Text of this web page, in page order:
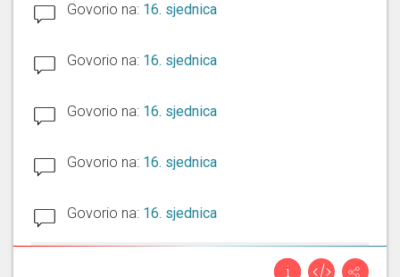
Govorio na: 16. sjednica
Govorio na: 16. sjednica
Govorio na: 16. sjednica
Govorio na: 16. sjednica
Govorio na: 16. sjednica